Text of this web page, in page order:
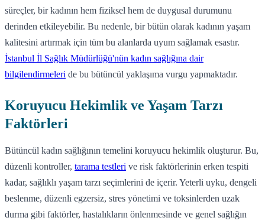
süreçler, bir kadının hem fiziksel hem de duygusal durumunu
derinden etkileyebilir. Bu nedenle, bir bütün olarak kadının yaşam
kalitesini artırmak için tüm bu alanlarda uyum sağlamak esastır.
İstanbul İl Sağlık Müdürlüğü'nün kadın sağlığına dair
bilgilendirmeleri de bu bütüncül yaklaşıma vurgu yapmaktadır.
Koruyucu Hekimlik ve Yaşam Tarzı
Faktörleri
Bütüncül kadın sağlığının temelini koruyucu hekimlik oluşturur. Bu,
düzenli kontroller, tarama testleri ve risk faktörlerinin erken tespiti
kadar, sağlıklı yaşam tarzı seçimlerini de içerir. Yeterli uyku, dengeli
beslenme, düzenli egzersiz, stres yönetimi ve toksinlerden uzak
durma gibi faktörler, hastalıkların önlenmesinde ve genel sağlığın